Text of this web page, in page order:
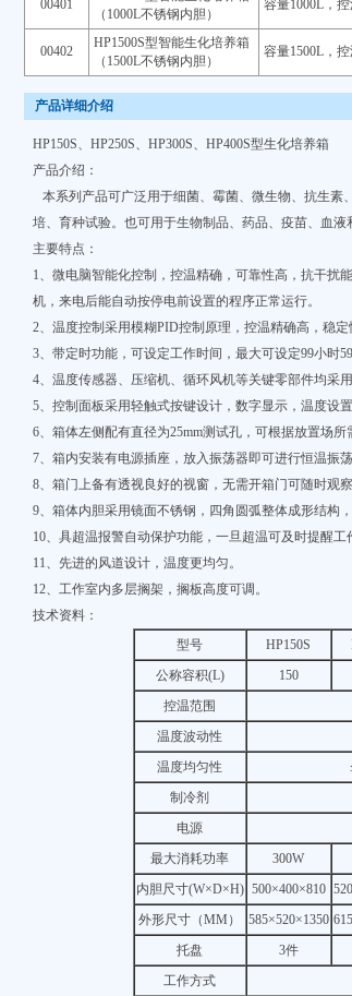
00401
（1000L不锈钢内胆）
容量1000L，
00402
HP1500S型智能生化培养箱
（1500L不锈钢内胆）
容量1500L，
产品详细介绍
HP150S、HP250S、HP300S、HP400S型生化培养箱
产品介绍：
本系列产品可广泛用于细菌、霉菌、微生物、抗生素
培、育种试验。也可用于生物制品、药品、疫苗、血液
主要特点：
1、微电脑智能化控制，控温精确，可靠性高，抗干扰
机，来电后能自动按停电前设置的程序正常运行。
2、温度控制采用模糊PID控制原理，控温精确高，稳定
3、带定时功能，可设定工作时间，最大可设定99小时
4、温度传感器、压缩机、循环风机等关键零部件均采
5、控制面板采用轻触式按键设计，数字显示，温度设置
6、箱体左侧配有直径为25mm测试孔，可根据放置场所
7、箱内安装有电源插座，放入振荡器即可进行恒温振荡
8、箱门上备有透视良好的视窗，无需开箱门可随时观
9、箱体内胆采用镜面不锈钢，四角圆弧整体成形结构
10、具超温报警自动保护功能，一旦超温可及时提醒
11、先进的风道设计，温度更均匀。
12、工作室内多层搁架，搁板高度可调。
技术资料：
型号
HP150S
公称容积(L)
150
控温范围
温度波动性
温度均匀性
制冷剂
电源
最大消耗功率
300W
内胆尺寸(W×D×H) 500×400×810
外形尺寸（MM）
585×520×1350
托盘
3件
工作方式